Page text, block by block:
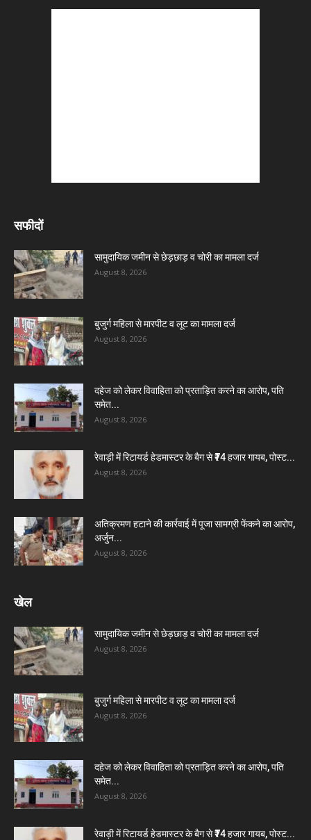
सफीदों
सामुदायिक जमीन से छेड़छाड़ व चोरी का मामला दर्ज
August 8, 2026
बुजुर्ग महिला से मारपीट व लूट का मामला दर्ज
August 8, 2026
दहेज को लेकर विवाहिता को प्रताड़ित करने का आरोप, पति
समेत...
August 8, 2026
रेवाड़ी में रिटायर्ड हेडमास्टर के बैग से ₹74 हजार गायब, पोस्ट...
August 8, 2026
अतिक्रमण हटाने की कार्रवाई में पूजा सामग्री फेंकने का आरोप,
अर्जुन...
August 8, 2026
खेल
सामुदायिक जमीन से छेड़छाड़ व चोरी का मामला दर्ज
August 8, 2026
बुजुर्ग महिला से मारपीट व लूट का मामला दर्ज
August 8, 2026
दहेज को लेकर विवाहिता को प्रताड़ित करने का आरोप, पति
समेत...
August 8, 2026
रेवाड़ी में रिटायर्ड हेडमास्टर के बैग से ₹74 हजार गायब, पोस्ट...